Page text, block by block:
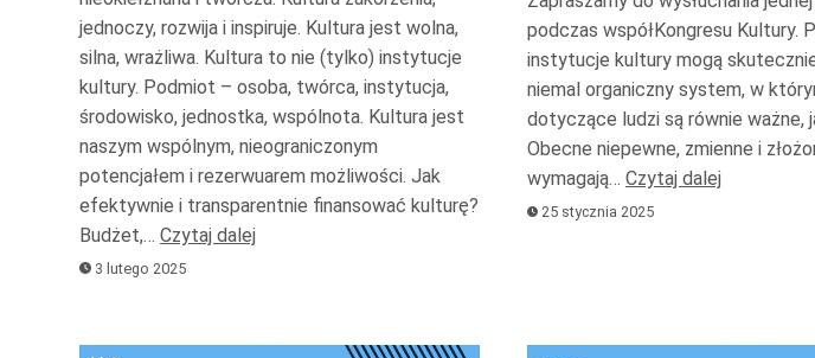
głośność.
jednoczy, rozwija i inspiruje. Kultura jest wolna,
silna, wrażliwa. Kultura to nie (tylko) instytucje
kultury. Podmiot – osoba, twórca, instytucja,
środowisko, jednostka, wspólnota. Kultura jest
naszym wspólnym, nieograniczonym
potencjałem i rezerwuarem możliwości. Jak
efektywnie i transparentnie finansować kulturę?
Budżet,…Czytaj dalej
3 lutego 2025
podczas współKongresu Kultury.
instytucje kultury mogą
niemal organiczny system, w
dotyczące ludzi są równie ważne,
Obecne niepewne, zmienne i
wymagają… Czytaj dalej
25 stycznia 2025